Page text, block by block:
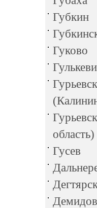
Губкин
Гуково
Гурьевск
область)
Гусев
Демидов